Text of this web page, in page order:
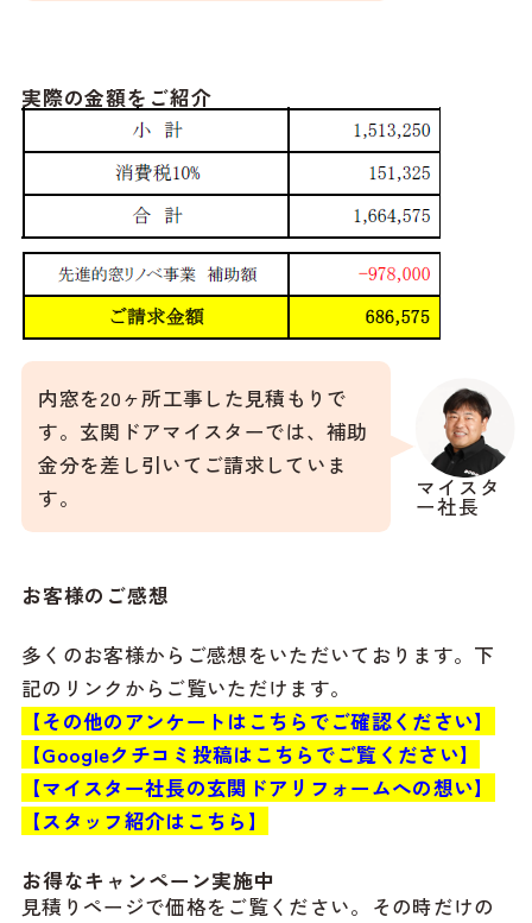
実際の金額をご紹介
マイスタ
ー社長
内窓を20ヶ所工事した見積もりで
す。玄関ドアマイスターでは、補助
金分を差し引いてご請求していま
す。
お客様のご感想
多くのお客様からご感想をいただいております。下
記のリンクからご覧いただけます。
【その他のアンケートはこちらでご確認ください】
【Googleクチコミ投稿はこちらでご覧ください】
【マイスター社長の玄関ドアリフォームへの想い】
【スタッフ紹介はこちら】
お得なキャンペーン実施中
見積りページで価格をご覧ください。その時だけの